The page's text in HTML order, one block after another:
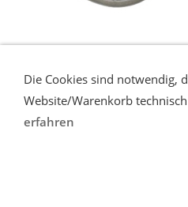
DMM PHANTOM
Drahtbügelschnapper ...
Die Cookies sind notwendig,
Website/Warenkorb
erfahren